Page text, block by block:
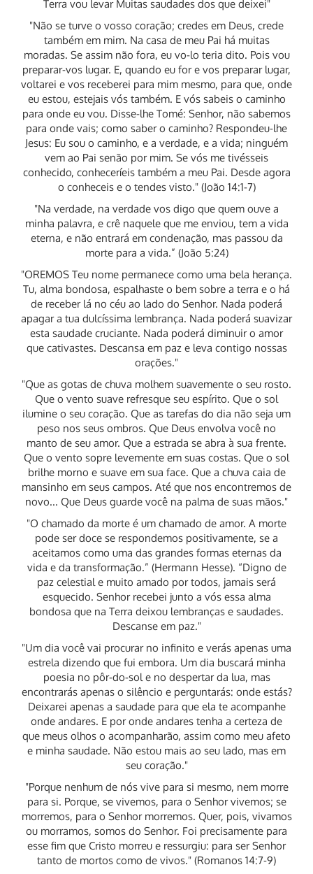
Terra vou levar Muitas saudades dos que deixei"
"Não se turve o vosso coração; credes em Deus, crede
também em mim. Na casa de meu Pai há muitas
moradas. Se assim não fora, eu vo-lo teria dito. Pois vou
preparar-vos lugar. E, quando eu for e vos preparar lugar,
voltarei e vos receberei para mim mesmo, para que, onde
eu estou, estejais vós também. E vós sabeis o caminho
para onde eu vou. Disse-lhe Tomé: Senhor, não sabemos
para onde vais; como saber o caminho? Respondeu-lhe
Jesus: Eu sou o caminho, e a verdade, e a vida; ninguém
vem ao Pai senão por mim. Se vós me tivésseis
conhecido, conheceríeis também a meu Pai. Desde agora
o conheceis e o tendes visto." (João 14:1-7)
"Na verdade, na verdade vos digo que quem ouve a
minha palavra, e crê naquele que me enviou, tem a vida
eterna, e não entrará em condenação, mas passou da
morte para a vida.” (João 5:24)
"OREMOS Teu nome permanece como uma bela herança.
Tu, alma bondosa, espalhaste o bem sobre a terra e o há
de receber lá no céu ao lado do Senhor. Nada poderá
apagar a tua dulcíssima lembrança. Nada poderá suavizar
esta saudade cruciante. Nada poderá diminuir o amor
que cativastes. Descansa em paz e leva contigo nossas
orações."
"Que as gotas de chuva molhem suavemente o seu rosto.
Que o vento suave refresque seu espírito. Que o sol
ilumine o seu coração. Que as tarefas do dia não seja um
peso nos seus ombros. Que Deus envolva você no
manto de seu amor. Que a estrada se abra à sua frente.
Que o vento sopre levemente em suas costas. Que o sol
brilhe morno e suave em sua face. Que a chuva caia de
mansinho em seus campos. Até que nos encontremos de
novo... Que Deus guarde você na palma de suas mãos."
"O chamado da morte é um chamado de amor. A morte
pode ser doce se respondemos positivamente, se a
aceitamos como uma das grandes formas eternas da
vida e da transformação.” (Hermann Hesse). “Digno de
paz celestial e muito amado por todos, jamais será
esquecido. Senhor recebei junto a vós essa alma
bondosa que na Terra deixou lembranças e saudades.
Descanse em paz."
"Um dia você vai procurar no infinito e verás apenas uma
estrela dizendo que fui embora. Um dia buscará minha
poesia no pôr-do-sol e no despertar da lua, mas
encontrarás apenas o silêncio e perguntarás: onde estás?
Deixarei apenas a saudade para que ela te acompanhe
onde andares. E por onde andares tenha a certeza de
que meus olhos o acompanharão, assim como meu afeto
e minha saudade. Não estou mais ao seu lado, mas em
seu coração."
"Porque nenhum de nós vive para si mesmo, nem morre
para si. Porque, se vivemos, para o Senhor vivemos; se
morremos, para o Senhor morremos. Quer, pois, vivamos
ou morramos, somos do Senhor. Foi precisamente para
esse fim que Cristo morreu e ressurgiu: para ser Senhor
tanto de mortos como de vivos." (Romanos 14:7-9)